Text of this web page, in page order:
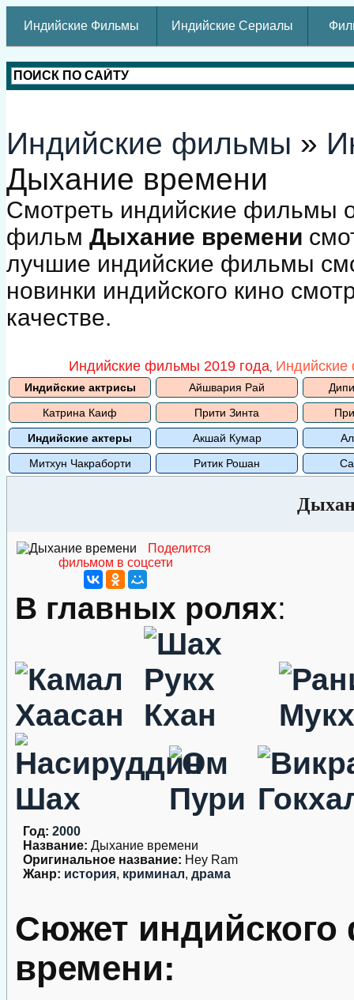
Индийские Фильмы Индийские Сериалы
Индийские фильмы »
Дыхание времени
Смотреть индийские фильмы
фильм Дыхание времени
лучшие индийские фильмы
новинки индийского кино
качестве.
Индийские фильмы 2019 года,
Индийские актрисы Айшвария Рай
Катрина Каиф
Прити Зинта
Индийские актеры
Акшай Кумар
Митхун Чакраборти
Ритик Рошан
Поделится
фильмом в соцсети
В главных ролях:
Год: 2000
Название: Дыхание времени
Оригинальное название: Hey Ram
Жанр: история, криминал, драма
Сюжет
времени: